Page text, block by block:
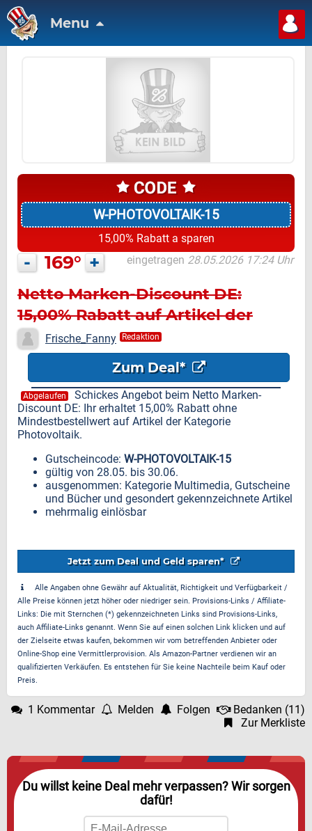
Menu
W-PHOTOVOLTAIK-15
15,00% Rabatt a sparen
- 169° + eingetragen 28.05.2026 17:24 Uhr
Netto Marken-Discount DE:
15,00% Rabatt auf Artikel der
Kategorie Photovoltaik
Frische_Fanny Redaktion
Zum Deal*
Abgelaufen
Schickes Angebot beim Netto Marken-
Discount DE: Ihr erhaltet 15,00% Rabatt ohne
Mindestbestellwert auf Artikel der Kategorie
Photovoltaik.
Gutscheincode: W-PHOTOVOLTAIK-15
gültig von 28.05. bis 30.06.
ausgenommen: Kategorie Multimedia, Gutscheine
und Bücher und gesondert gekennzeichnete Artikel
mehrmalig einlösbar
Jetzt zum Deal und Geld sparen*
Alle Angaben ohne Gewähr auf Aktualität, Richtigkeit und Verfügbarkeit /
Alle Preise können jetzt höher oder niedriger sein. Provisions-Links / Affiliate-
Links: Die mit Sternchen (*) gekennzeichneten Links sind Provisions-Links,
auch Affiliate-Links genannt. Wenn Sie auf einen solchen Link klicken und auf
der Zielseite etwas kaufen, bekommen wir vom betreffenden Anbieter oder
Online-Shop eine Vermittlerprovision. Als Amazon-Partner verdienen wir an
qualifizierten Verkäufen. Es entstehen für Sie keine Nachteile beim Kauf oder
Preis.
1 Kommentar Melden Folgen Bedanken (11)
Zur Merkliste
Du willst keine Deal mehr verpassen? Wir sorgen
dafür!